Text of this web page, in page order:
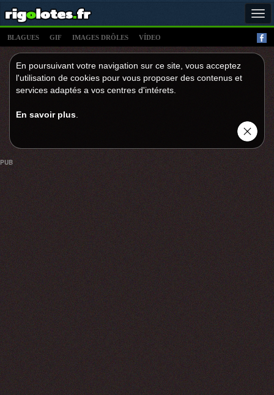
BLAGUES GIF IMAGES DRÔLES VÍDEO
En poursuivant votre navigation sur ce site, vous acceptez
l'utilisation de cookies pour vous proposer des contenus et
services adaptés a vos centres d'intérets.
En savoir plus
PUB